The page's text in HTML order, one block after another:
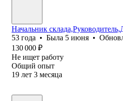
Начальник
53 года • Была 5 июня •
130 000 ₽
Не ищет работу
Общий опыт
19 лет 3 месяца